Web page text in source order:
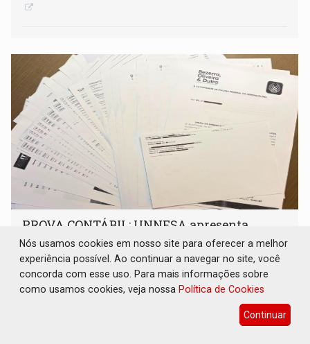
PROVA CONTÁBIL: UNNESA apresenta
documentos e questiona apreensão da PF em
Porto Velho
Política 07 de Agosto de 2026 às 09:35
Instituição de ensino apresentou documentos bancários e
contábeis que, segundo ela, comprovam que dinheiro saiu
de sua própria conta, foi sacado pelo diretor financeiro e
Nós usamos cookies em nosso site para oferecer a melhor
experiência possível. Ao continuar a navegar no site, você
concorda com esse uso. Para mais informações sobre
como usamos cookies, veja nossa Política de Cookies
Continuar